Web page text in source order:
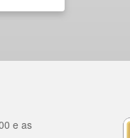
e as